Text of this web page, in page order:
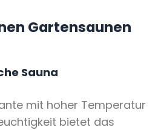
Gartensaunen
Sauna
mit hoher Temperatur
bietet das